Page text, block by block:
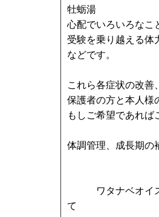
牡蛎湯
心配でいろいろなこ
受験を乗り越える体
などです。
これら各症状の改善
保護者の方と本人様
もしご希望であれば
体調管理、成長期の
ワタナベオイス